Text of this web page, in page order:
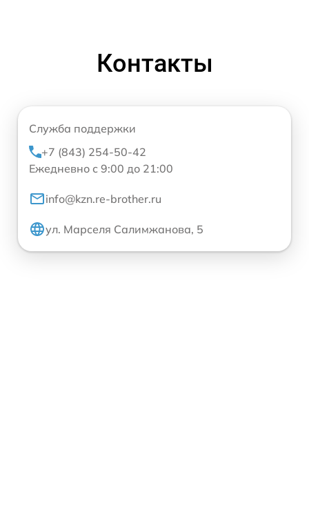
Контакты
Служба поддержки
+7 (843) 254-50-42
Ежедневно с 9:00 до 21:00
info@kzn.re-brother.ru
ул. Марселя Салимжанова, 5